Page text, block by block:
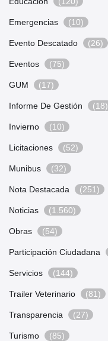
Emergencias (10)
Evento Descatado (26)
Eventos (75)
GUM (17)
Informe De Gestión (18)
Invierno (10)
Licitaciones (52)
Munibus (32)
Nota Destacada (251)
Noticias (1.560)
Obras (54)
Participación Ciudadana
Servicios (144)
Trailer Veterinario (81)
Transparencia (27)
Turismo (85)